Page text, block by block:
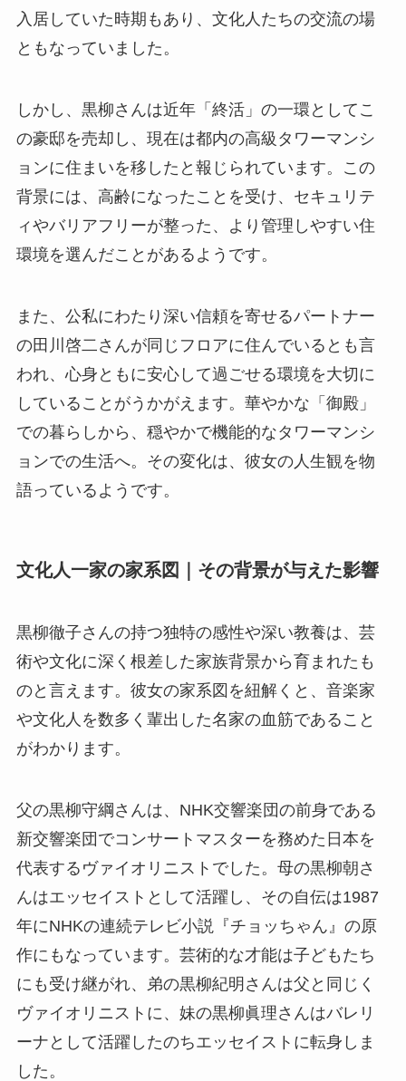
入居していた時期もあり、文化人たちの交流の場
ともなっていました。
しかし、黒柳さんは近年「終活」の一環としてこ
の豪邸を売却し、現在は都内の高級タワーマンシ
ョンに住まいを移したと報じられています。この
背景には、高齢になったことを受け、セキュリテ
ィやバリアフリーが整った、より管理しやすい住
環境を選んだことがあるようです。
また、公私にわたり深い信頼を寄せるパートナー
の田川啓二さんが同じフロアに住んでいるとも言
われ、心身ともに安心して過ごせる環境を大切に
していることがうかがえます。華やかな「御殿」
での暮らしから、穏やかで機能的なタワーマンシ
ョンでの生活へ。その変化は、彼女の人生観を物
語っているようです。
文化人一家の家系図｜その背景が与えた影響
黒柳徹子さんの持つ独特の感性や深い教養は、芸
術や文化に深く根差した家族背景から育まれたも
のと言えます。彼女の家系図を紐解くと、音楽家
や文化人を数多く輩出した名家の血筋であること
がわかります。
父の黒柳守綱さんは、NHK交響楽団の前身である
新交響楽団でコンサートマスターを務めた日本を
代表するヴァイオリニストでした。母の黒柳朝さ
んはエッセイストとして活躍し、その自伝は1987
年にNHKの連続テレビ小説『チョッちゃん』の原
作にもなっています。芸術的な才能は子どもたち
にも受け継がれ、弟の黒柳紀明さんは父と同じく
ヴァイオリニストに、妹の黒柳眞理さんはバレリ
ーナとして活躍したのちエッセイストに転身しま
した。